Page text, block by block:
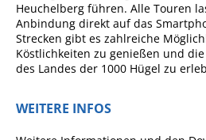
Pop-Up-
Heuchelberg führen. Alle Touren
Anbindung direkt auf das
Strecken gibt es zahlreiche
Köstlichkeiten zu genießen und
des Landes der 1000 Hügel zu
WEITERE INFOS